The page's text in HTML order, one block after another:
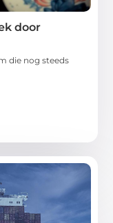
door
die nog steeds